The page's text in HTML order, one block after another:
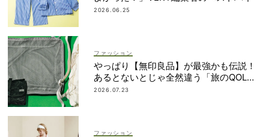
2026.06.25
ファッション
やっぱり【無印良品】が最強かも伝説！
あるとないとじゃ全然違う「旅のQOL爆
上げアイテム」
2026.07.23
ファッション